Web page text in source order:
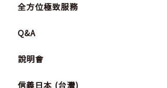
全方位極致服務
Q&A
說明會
信義日本 (台灣)